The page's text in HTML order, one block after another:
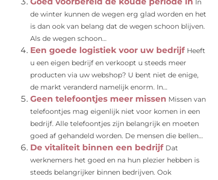
In
de winter kunnen de wegen erg glad worden en het
is dan ook van belang dat de wegen schoon blijven.
Als de wegen schoon...
Een goede logistiek voor uw bedrijf Heeft
u een eigen bedrijf en verkoopt u steeds meer
producten via uw webshop? U bent niet de enige,
de markt veranderd namelijk enorm. In...
Geen telefoontjes meer missen Missen van
telefoontjes mag eigenlijk niet voor komen in een
bedrijf. Alle telefoontjes zijn belangrijk en moeten
goed af gehandeld worden. De mensen die bellen...
De vitaliteit binnen een bedrijf Dat
werknemers het goed en na hun plezier hebben is
steeds belangrijker binnen bedrijven. Ook